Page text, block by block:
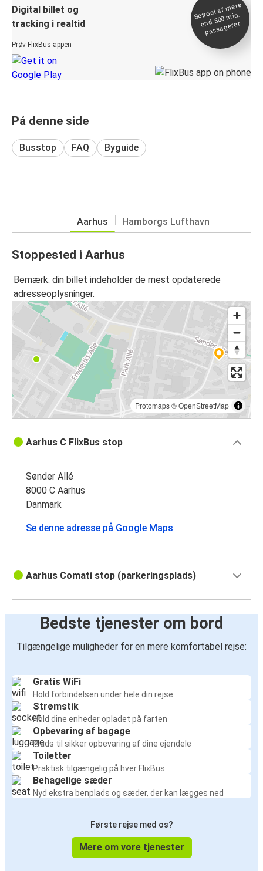
Digital billet og
tracking i realtid
Prøv FlixBus-appen
Betroet af
mere
end 500
mio.
passagerer
På denne side
Busstop FAQ Byguide
Aarhus Hamborgs Lufthavn
Stoppested i Aarhus
Bemærk: din billet indeholder de mest opdaterede
adresseoplysninger.
Protomaps©OpenStreetMap
Aarhus C FlixBus stop
Sønder Allé
8000 C Aarhus
Danmark
Se denne adresse på Google Maps
Aarhus Comati stop (parkeringsplads)
Bedste tjenester om bord
Tilgængelige muligheder for en mere komfortabel rejse:
Gratis WiFi
Hold forbindelsen under hele din rejse
Strømstik
Hold dine enheder opladet på farten
Opbevaring af bagage
Plads til sikker opbevaring af dine ejendele
Toiletter
Praktisk tilgængelig på hver FlixBus
Behagelige sæder
Nyd ekstra benplads og sæder, der kan lægges ned
Første rejse med os?
Mere om vore tjenester